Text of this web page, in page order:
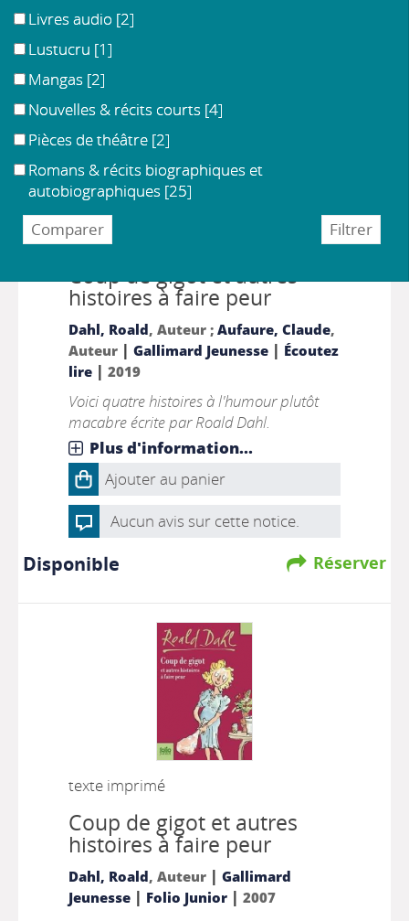
Générer le flux rss de la recherche
résultat de cette recherche
enregistrement sonore non musical
Coup de gigot et autres
histoires à faire peur
Dahl, Roald, Auteur ; Aufaure, Claude,
Auteur | Gallimard Jeunesse| Écoutez
lire| 2019
Voici quatre histoires à l'humour plutôt
macabre écrite par Roald Dahl.
Plus d'information...
Ajouter au panier
Aucun avis sur cette notice.
Réserver
Disponible
texte imprimé
Coup de gigot et autres
histoires à faire peur
Dahl, Roald, Auteur | Gallimard
Jeunesse| Folio Junior| 2007
Livres audio [2]
Lustucru [1]
Mangas [2]
Nouvelles & récits courts [4]
Pièces de théâtre [2]
Romans & récits biographiques et
autobiographiques [25]